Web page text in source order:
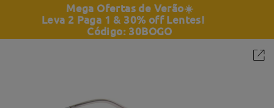
Mega Ofertas de Verão☀️
Leva 2 Paga 1 & 30% off Lentes!
Código: 30BOGO